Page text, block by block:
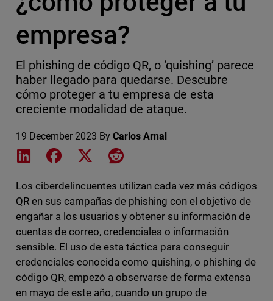
empresa?
El phishing de código QR, o ‘quishing’ parece
haber llegado para quedarse. Descubre
cómo proteger a tu empresa de esta
creciente modalidad de ataque.
19 December 2023 By Carlos Arnal
Share on LinkedIn
Share on Facebook
Share on XShare on Reddit
Los ciberdelincuentes utilizan cada vez más códigos
QR en sus campañas de phishing con el objetivo de
engañar a los usuarios y obtener su información de
cuentas de correo, credenciales o información
sensible. El uso de esta táctica para conseguir
credenciales conocida como quishing, o phishing de
código QR, empezó a observarse de forma extensa
en mayo de este año, cuando un grupo de